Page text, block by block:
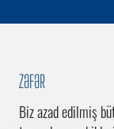
ZƏFƏR
Biz azad edilmiş